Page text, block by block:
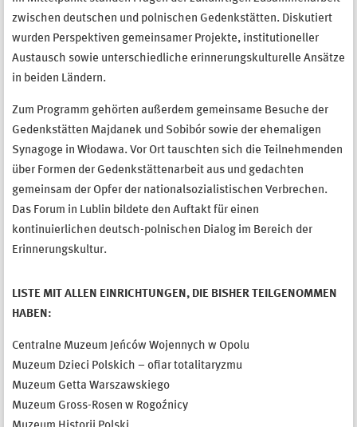
zwischen deutschen und polnischen Gedenkstätten. Diskutiert
wurden Perspektiven gemeinsamer Projekte, institutioneller
Austausch sowie unterschiedliche erinnerungskulturelle Ansätze
in beiden Ländern.
Zum Programm gehörten außerdem gemeinsame Besuche der
Gedenkstätten Majdanek und Sobibór sowie der ehemaligen
Synagoge in Włodawa. Vor Ort tauschten sich die Teilnehmenden
über Formen der Gedenkstättenarbeit aus und gedachten
gemeinsam der Opfer der nationalsozialistischen Verbrechen.
Das Forum in Lublin bildete den Auftakt für einen
kontinuierlichen deutsch-polnischen Dialog im Bereich der
Erinnerungskultur.
LISTE MIT ALLEN EINRICHTUNGEN, DIE BISHER TEILGENOMMEN
HABEN:
Centralne Muzeum Jeńców Wojennych w Opolu
Muzeum Dzieci Polskich – ofiar totalitaryzmu
Muzeum Getta Warszawskiego
Muzeum Gross-Rosen w Rogoźnicy